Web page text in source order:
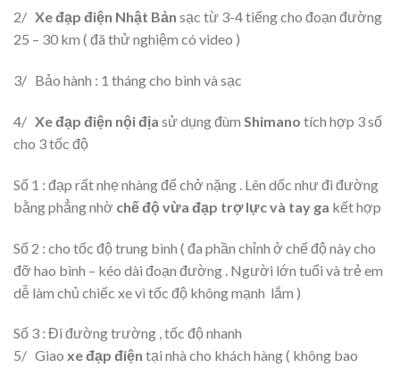
2/ Xe đạp điện Nhật Bản sạc từ 3-4 tiếng cho đoạn đường
25 – 30 km ( đã thử nghiệm có video )
3/ Bảo hành : 1 tháng cho bình và sạc
4/ Xe đạp điện nội địa sử dụng đùm Shimano tích hợp 3 số
cho 3 tốc độ
Số 1 : đạp rất nhẹ nhàng để chở nặng . Lên dốc như đi đường
bằng phẳng nhờ chế độ vừa đạp trợ lực và tay ga kết hợp
Số 2 : cho tốc độ trung bình ( đa phần chỉnh ở chế độ này cho
đỡ hao bình – kéo dài đoạn đường . Người lớn tuổi và trẻ em
dễ làm chủ chiếc xe vì tốc độ không mạnh lắm )
Số 3 : Đi đường trường , tốc độ nhanh
5/ Giao xe đạp điện tại nhà cho khách hàng ( không bao